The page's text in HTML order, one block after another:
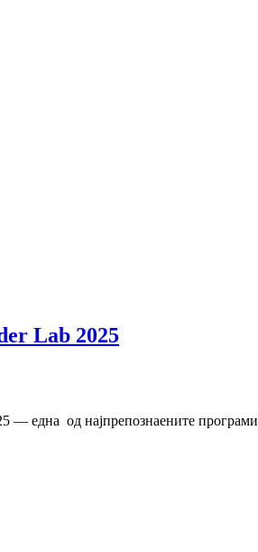
Lab 2025
— една од најпрепознаените